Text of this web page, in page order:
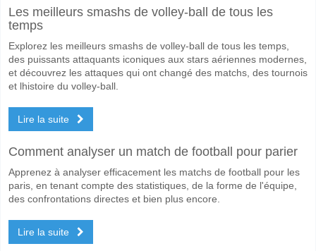
Les meilleurs smashs de volley-ball de tous les
temps
Explorez les meilleurs smashs de volley-ball de tous les temps,
des puissants attaquants iconiques aux stars aériennes modernes,
et découvrez les attaques qui ont changé des matchs, des tournois
et lhistoire du volley-ball.
Lire la suite
Comment analyser un match de football pour parier
Apprenez à analyser efficacement les matchs de football pour les
paris, en tenant compte des statistiques, de la forme de l'équipe,
des confrontations directes et bien plus encore.
Lire la suite